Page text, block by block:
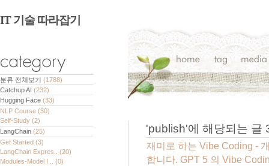
IT 기술 따라잡기
분류 전체보기 (1788)
Catchup AI (232)
Hugging Face (33)
NLP Course (30)
Self-Study (2)
LangChain (25)
Get Started (3)
LangChain Expres.. (20)
Modules-Model I .. (0)
'publish'에 해당되는 글
재미로 하는 Vibe Coding -
합니다. GPT 5 의 Vibe